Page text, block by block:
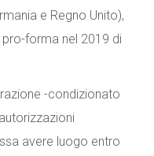
e Regno Unito),
forma nel 2019 di
-condizionato
avere luogo entro